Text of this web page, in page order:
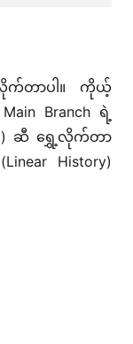
လိုက်တာပါ။ ကိုယ့်
Branch ရဲ့
ဆီ ရွှေ့လိုက်တာ
History)